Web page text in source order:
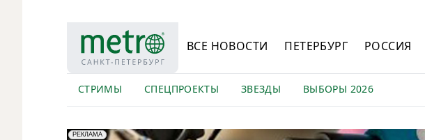
ВСЕ НОВОСТИ ПЕТЕРБУРГ РОССИЯ
СТРИМЫ СПЕЦПРОЕКТЫ ЗВЕЗДЫ ВЫБОРЫ 2026
erid: LdtCK5Efv
РЕКЛАМА
АО "ГАТР", ИНН: 7841320717